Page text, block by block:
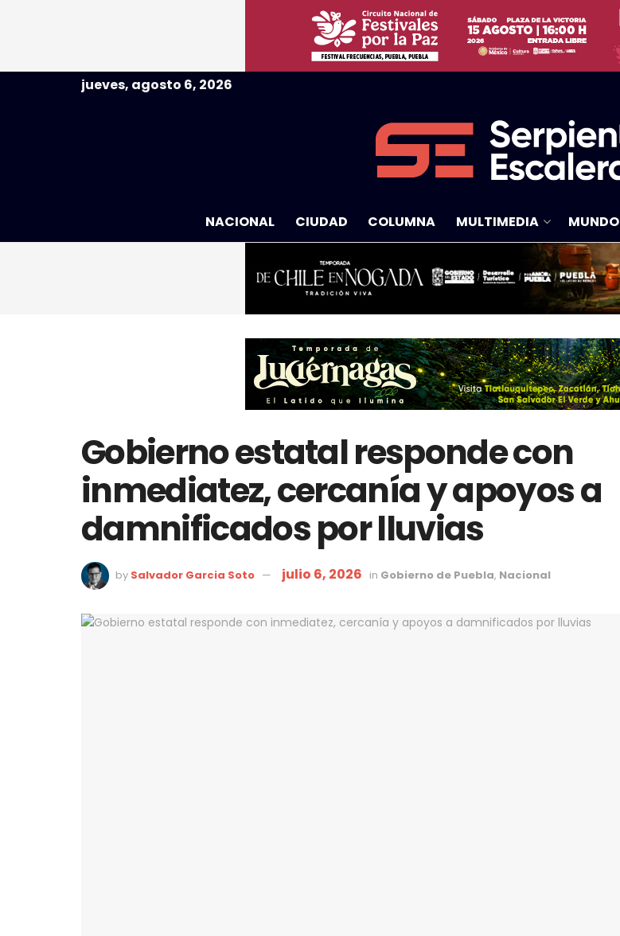
jueves, agosto 6, 2026
NACIONAL CIUDAD COLUMNA MULTIMEDIA MUNDO
Gobierno estatal responde con
inmediatez, cercanía y apoyos a
damnificados por lluvias
by Salvador Garcia Soto julio 6, 2026 in Gobierno de Puebla, Nacional